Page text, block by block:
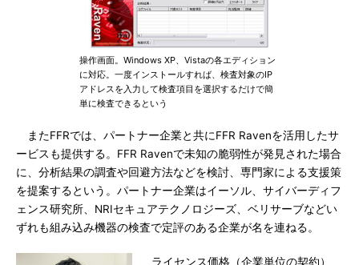
操作画面。Windows XP、Vistaの各エディション
に対応。一度インストールすれば、検査対象のIP
アドレスを入力して検査項目を選択するだけで簡
単に検査できるという
またFFRでは、パートナー企業と共にFFR Ravenを活用したサ
ービスも提供する。FFR Ravenで未知の脆弱性が発見された場合
に、分析結果の調査や回避方法などを検討、専門家による支援策
を提案するという。パートナー企業はイーソル、サイバーディフ
ェンス研究所、NRIセキュアテクノロジーズ、ベリサーブなどい
ずれも組み込み機器の検査で定評のある企業が名を連ねる。
ライセンス価格（企業単位の契約）